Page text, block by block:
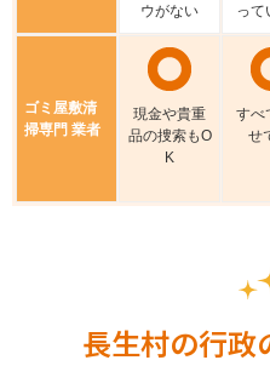
ウがない
って
ゴミ屋敷清
掃専門 業者
現⾦や貴重
品の捜索もO
K
すべ
せ
長生村の行政